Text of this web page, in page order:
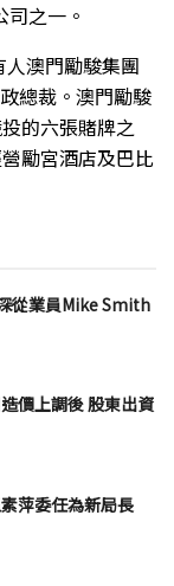
之一。
澳門勵駿集團
總裁。澳門勵駿
的六張賭牌之
勵宮酒店及巴比
從業員Mike Smith
價上調後 股東出資
萍委任為新局長